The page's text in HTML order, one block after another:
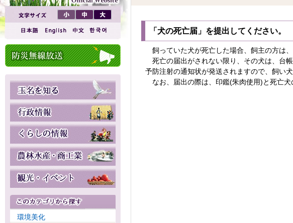
環境美化
「犬の死亡届」を提出してください。
飼っていた犬が死亡した場合、飼主の方は
死亡の届出がされない限り、その犬は、台
予防注射の通知状が発送されますので、飼い
なお、届出の際は、印鑑(朱肉使用)と死亡犬